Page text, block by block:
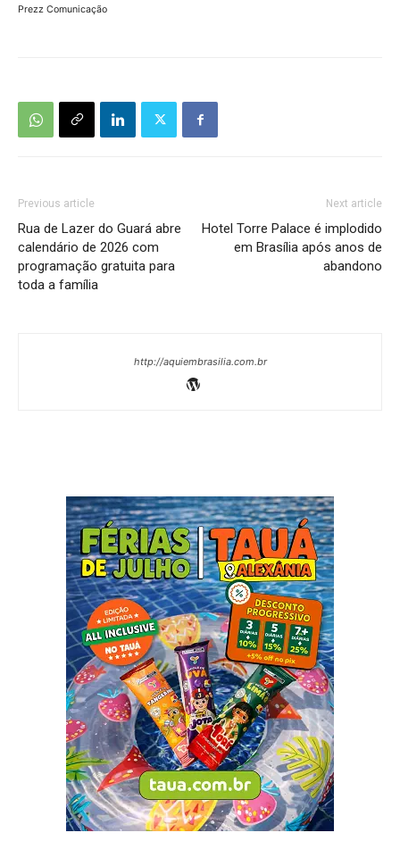
Prezz Comunicação
Previous article
Rua de Lazer do Guará abre
calendário de 2026 com
programação gratuita para
toda a família
Next article
Hotel Torre Palace é implodido
em Brasília após anos de
abandono
http://aquiembrasilia.com.br